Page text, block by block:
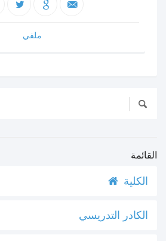
ملفي
القائمة
الكلية
الكادر التدريسي